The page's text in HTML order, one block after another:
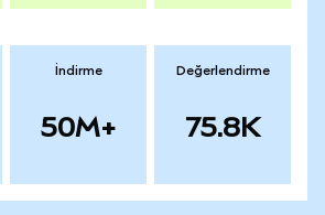
İndirme
50M+
Değerlendirme
75.8K